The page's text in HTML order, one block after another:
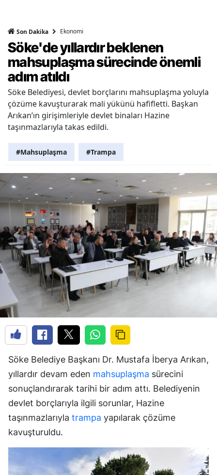
Son Dakika Ekonomi
Söke'de yıllardır beklenen
mahsuplaşma sürecinde önemli
adım atıldı
Söke Belediyesi, devlet borçlarını mahsuplaşma yoluyla
çözüme kavuşturarak mali yükünü hafifletti. Başkan
Arıkan’ın girişimleriyle devlet binaları Hazine
taşınmazlarıyla takas edildi.
#Mahsuplaşma #Trampa
Söke Belediye Başkanı Dr. Mustafa İberya Arıkan,
yıllardır devam eden mahsuplaşma sürecini
sonuçlandırarak tarihi bir adım attı. Belediyenin
devlet borçlarıyla ilgili sorunlar, Hazine
taşınmazlarıyla trampa yapılarak çözüme
kavuşturuldu.